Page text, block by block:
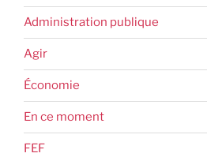
Administration publique
Agir
Économie
En ce moment
FEF